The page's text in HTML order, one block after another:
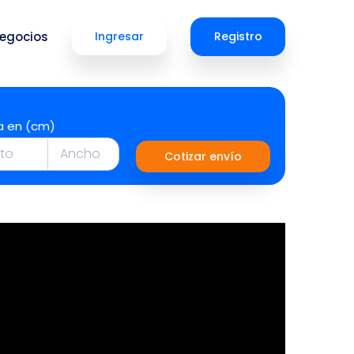
Ingresar Registro
en (cm)
Cotizar envío